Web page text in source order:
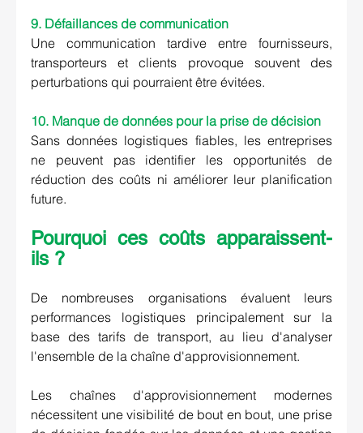
9. Défaillances de communication
Une communication tardive entre fournisseurs,
transporteurs et clients provoque souvent des
perturbations qui pourraient être évitées.
10. Manque de données pour la prise de décision
Sans données logistiques fiables, les entreprises
ne peuvent pas identifier les opportunités de
réduction des coûts ni améliorer leur planification
future.
Pourquoi ces coûts apparaissent-
ils ?
De nombreuses organisations évaluent leurs
performances logistiques principalement sur la
base des tarifs de transport, au lieu d'analyser
l'ensemble de la chaîne d'approvisionnement.
Les chaînes d'approvisionnement modernes
nécessitent une visibilité de bout en bout, une prise